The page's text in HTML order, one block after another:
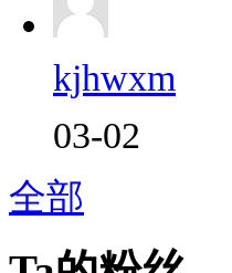
kjhwxm
03-02
全部